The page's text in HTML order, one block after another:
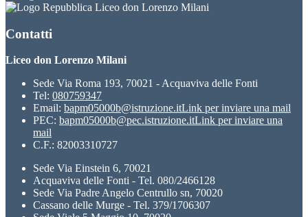
Liceo don Lorenzo Milani
Contatti
Liceo don Lorenzo Milani
Sede Via Roma 193, 70021 - Acquaviva delle Fonti
Tel: 080759347
Email: bapm05000b@istruzione.itLink per inviare una mail
PEC: bapm05000b@pec.istruzione.itLink per inviare una
mail
C.F.: 82003310727
Sede Via Einstein 6, 70021
Acquaviva delle Fonti - Tel. 080/2466128
Sede Via Padre Angelo Centrullo sn, 70020
Cassano delle Murge - Tel. 379/1706307